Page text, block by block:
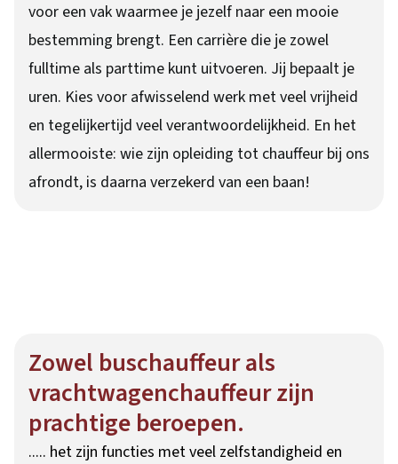
voor een vak waarmee je jezelf naar een mooie
bestemming brengt. Een carrière die je zowel
fulltime als parttime kunt uitvoeren. Jij bepaalt je
uren. Kies voor afwisselend werk met veel vrijheid
en tegelijkertijd veel verantwoordelijkheid. En het
allermooiste: wie zijn opleiding tot chauffeur bij ons
afrondt, is daarna verzekerd van een baan!
Zowel buschauffeur als
vrachtwagenchauffeur zijn
prachtige beroepen.
..... het zijn functies met veel zelfstandigheid en